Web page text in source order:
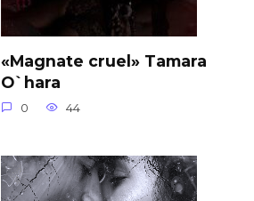
«Magnate cruel» Tamara
O`hara
0 44